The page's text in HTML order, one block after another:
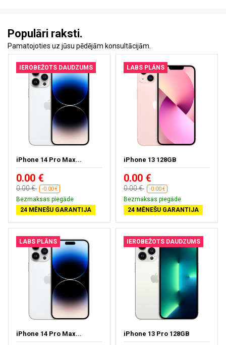
Populāri raksti.
Pamatojoties uz jūsu pēdējām konsultācijām.
IEROBEŽOTS DAUDZUMS
iPhone 14 Pro Max...
0.00 €
0.00 € -0.00 €
Bezmaksas piegāde
24 MĒNEŠU GARANTIJA
LABS PLĀNS
iPhone 13 128GB
0.00 €
0.00 € -0.00 €
Bezmaksas piegāde
24 MĒNEŠU GARANTIJA
LABS PLĀNS
iPhone 14 Pro Max...
IEROBEŽOTS DAUDZUMS
iPhone 13 Pro 128GB